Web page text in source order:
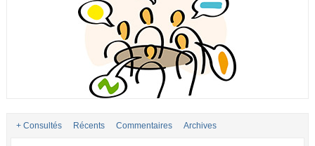
+ Consultés Récents Commentaires Archives